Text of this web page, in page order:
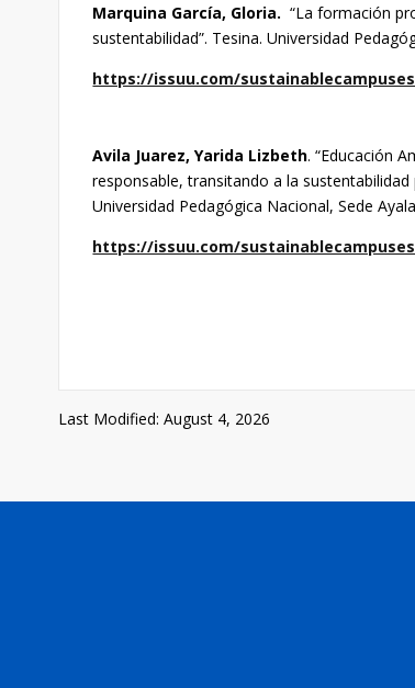
Marquina García, Gloria. “La formación
sustentabilidad”. Tesina. Universidad
https://issuu.com/
Avila Juarez, Yarida Lizbeth. “Educación
responsable, transitando a la
Universidad Pedagógica Nacional, Sede
https://issuu.com/
Last Modified: August 4, 2026